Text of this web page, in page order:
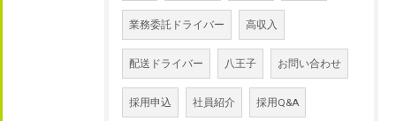
業務委託ドライバー 高収入
配送ドライバー 八王子 お問い合わせ
採用申込 社員紹介 採用Q&A